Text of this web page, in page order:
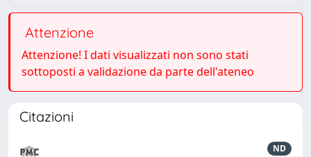
Attenzione
Attenzione! I dati visualizzati non sono stati
sottoposti a validazione da parte dell'ateneo
Citazioni
ND